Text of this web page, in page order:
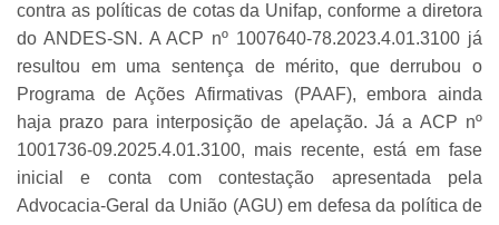
contra as políticas de cotas da Unifap, conforme a diretora
do ANDES-SN. A ACP nº 1007640-78.2023.4.01.3100 já
resultou em uma sentença de mérito, que derrubou o
Programa de Ações Afirmativas (PAAF), embora ainda
haja prazo para interposição de apelação. Já a ACP nº
1001736-09.2025.4.01.3100, mais recente, está em fase
inicial e conta com contestação apresentada pela
Advocacia-Geral da União (AGU) em defesa da política de